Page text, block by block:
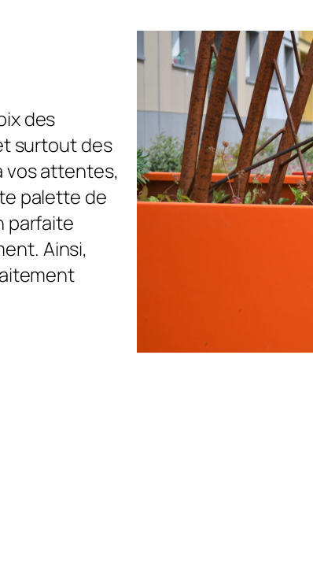
des
surtout des
vos attentes,
palette de
parfaite
Ainsi,